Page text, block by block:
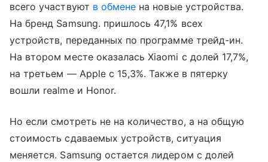
всего участвуют в обмене на новые устройства.
На бренд Samsung. пришлось 47,1% всех
устройств, переданных по программе трейд-ин.
На втором месте оказалась Xiaomi с долей 17,7%,
на третьем — Apple с 15,3%. Также в пятерку
вошли realme и Honor.
Но если смотреть не на количество, а на общую
стоимость сдаваемых устройств, ситуация
меняется. Samsung остается лидером с долей